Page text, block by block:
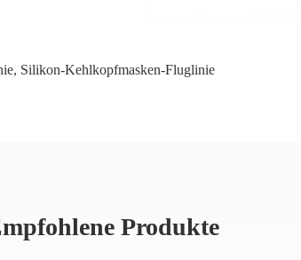
, Silikon-Kehlkopfmasken-Fluglinie
Produkte